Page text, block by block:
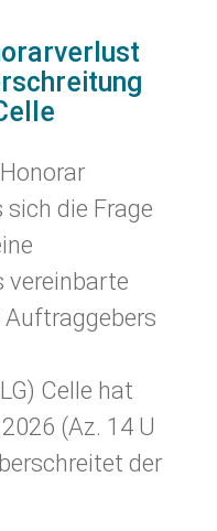
die Frage
vereinbarte
Celle hat
(Az. 14 U
der